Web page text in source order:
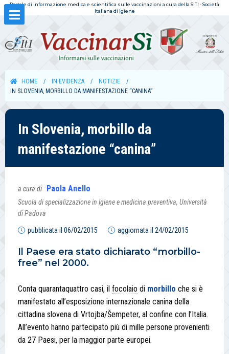
Portale di informazione medica e scientifica sulle vaccinazioni a cura della SITI - Società
Italiana di Igiene
HOME IN EVIDENZA
NOTIZIE
IN SLOVENIA, MORBILLO DA MANIFESTAZIONE “CANINA”
In Slovenia, morbillo da
manifestazione “canina”
a cura di Paola Anello
Scuola di specializzazione in Igiene e medicina preventiva, Università
di Padova
pubblicata il 06/02/2015 aggiornata il 24/02/2015
Il Paese era stato dichiarato “morbillo-
free” nel 2000.
Conta quarantaquattro casi, il focolaio di morbillo che si è
manifestato all’esposizione internazionale canina della
cittadina slovena di Vrtojba/Šempeter, al confine con l’Italia.
All’evento hanno partecipato più di mille persone provenienti
da 27 Paesi, per la maggior parte europei.